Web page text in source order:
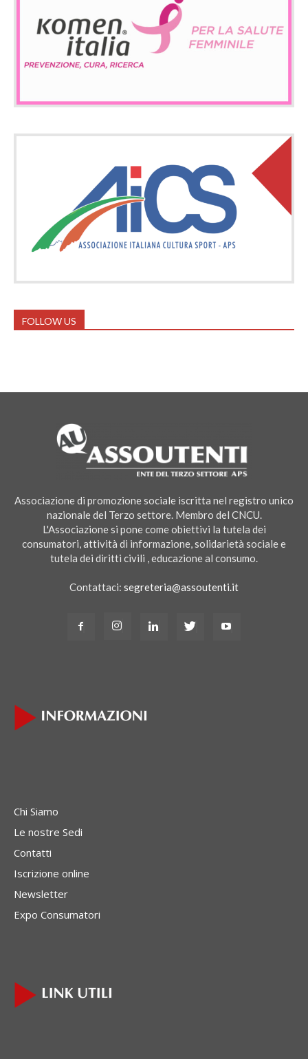
FOLLOW US
Associazione di promozione sociale iscritta nel registro unico
nazionale del Terzo settore. Membro del CNCU.
L'Associazione si pone come obiettivi la tutela dei
consumatori, attività di informazione, solidarietà sociale e
tutela dei diritti civili , educazione al consumo.
Contattaci: segreteria@assoutenti.it
Chi Siamo
Le nostre Sedi
Contatti
Iscrizione online
Newsletter
Expo Consumatori